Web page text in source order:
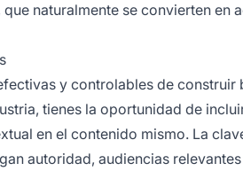
naturalmente se convierten en
y controlables de construir
tienes la oportunidad de
en el contenido mismo. La
autoridad, audiencias